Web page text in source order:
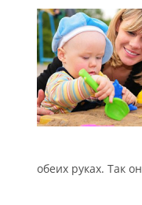
обеих руках. Так